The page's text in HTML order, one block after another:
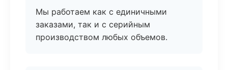
Мы работаем как с единичными
заказами, так и с серийным
производством любых объемов.